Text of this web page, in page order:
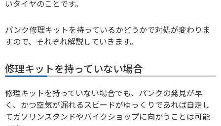
いタイヤのことです。
パンク修理キットを持っているかどうかで対処が変わりま
すので、それぞれ解説していきます。
修理キットを持っていない場合
修理キットを持っていない場合でも、パンクの発見が早
く、かつ空気が漏れるスピードがゆっくりであれば自走し
てガソリンスタンドやバイクショップに向かうことは可能